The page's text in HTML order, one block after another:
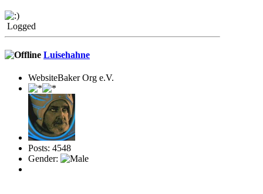
Logged
Luisehahne
WebsiteBaker Org e.V.
Posts: 4548
Gender: